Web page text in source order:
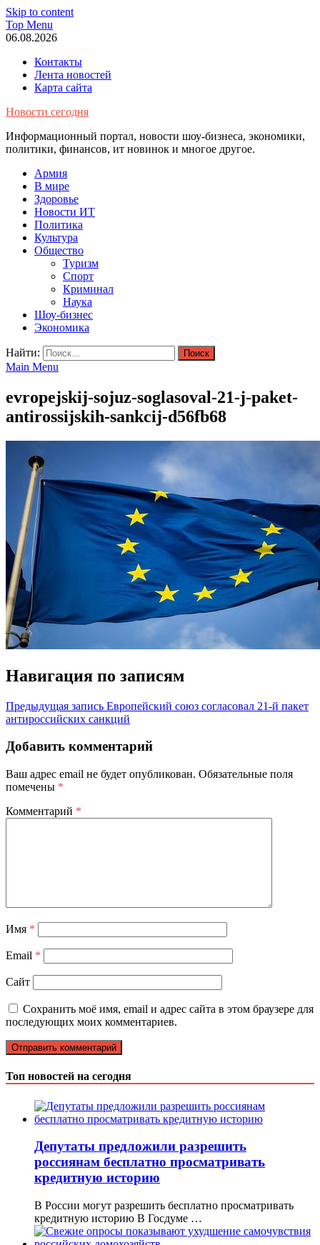
Skip to content
Top Menu
06.08.2026
Контакты
Лента новостей
Карта сайта
Новости сегодня
Информационный портал, новости шоу-бизнеса, экономики,
политики, финансов, ит новинок и многое другое.
Армия
В мире
Здоровье
Новости ИТ
Политика
Культура
Общество
Туризм
Спорт
Криминал
Наука
Шоу-бизнес
Экономика
Найти:
Main Menu
evropejskij-sojuz-soglasoval-21-j-paket-
antirossijskih-sankcij-d56fb68
Навигация по записям
Предыдущая запись Европейский союз согласовал 21-й пакет
антироссийских санкций
Добавить комментарий
Ваш адрес email не будет опубликован. Обязательные поля
помечены *
Комментарий *
Имя *
Email *
Сайт
Сохранить моё имя, email и адрес сайта в этом браузере для
последующих моих комментариев.
Топ новостей на сегодня
Депутаты предложили разрешить
россиянам бесплатно просматривать
кредитную историю
В России могут разрешить бесплатно просматривать
кредитную историю В Госдуме …